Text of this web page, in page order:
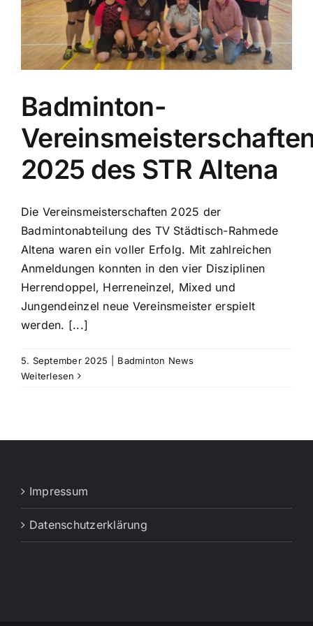
Badminton-
2025 des STR Altena
Die Vereinsmeisterschaften 2025 der
Badmintonabteilung des TV Städtisch-Rahmede
Altena waren ein voller Erfolg. Mit zahlreichen
Anmeldungen konnten in den vier Disziplinen
Herrendoppel, Herreneinzel, Mixed und
Jungendeinzel neue Vereinsmeister erspielt
werden. [...]
5. September 2025
Badminton News
Weiterlesen
Impressum
Datenschutzerklärung